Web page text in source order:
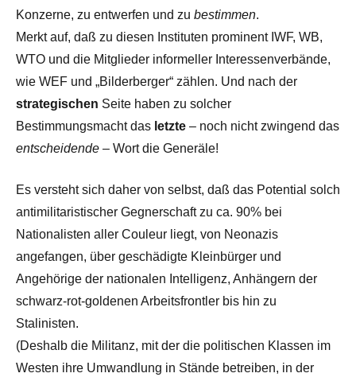
Konzerne, zu entwerfen und zu bestimmen.
Merkt auf, daß zu diesen Instituten prominent IWF, WB,
WTO und die Mitglieder informeller Interessenverbände,
wie WEF und „Bilderberger“ zählen. Und nach der
strategischen Seite haben zu solcher
Bestimmungsmacht das letzte – noch nicht zwingend das
entscheidende – Wort die Generäle!
Es versteht sich daher von selbst, daß das Potential solch
antimilitaristischer Gegnerschaft zu ca. 90% bei
Nationalisten aller Couleur liegt, von Neonazis
angefangen, über geschädigte Kleinbürger und
Angehörige der nationalen Intelligenz, Anhängern der
schwarz-rot-goldenen Arbeitsfrontler bis hin zu
Stalinisten.
(Deshalb die Militanz, mit der die politischen Klassen im
Westen ihre Umwandlung in Stände betreiben, in der